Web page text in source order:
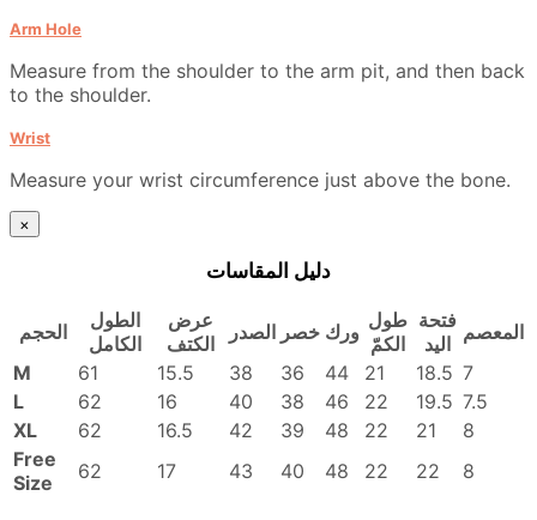
Arm Hole
Measure from the shoulder to the arm pit, and then back
to the shoulder.
Wrist
Measure your wrist circumference just above the bone.
×
دليل المقاسات
الحجم
الطول
الكامل
عرض
الكتف
الصدر خصر ورك طول
الكمّ
فتحة
اليد المعصم
M
61 15.5 38 36 44 21 18.5 7
L
62 16 40 38 46 22 19.5 7.5
XL
62 16.5 42 39 48 22 21
8
Free
Size
62 17 43 40 48 22 22 8